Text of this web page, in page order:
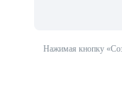
Нажимая кнопку